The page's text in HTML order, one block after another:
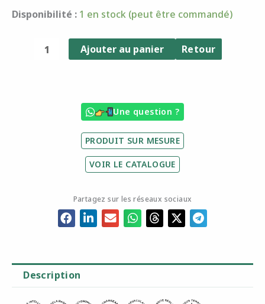
Disponibilité : 1 en stock (peut être commandé)
quantité
Ajouter au panier Retour
Une question ?
PRODUIT SUR MESURE
VOIR LE CATALOGUE
Partagez sur les réseaux sociaux
Description